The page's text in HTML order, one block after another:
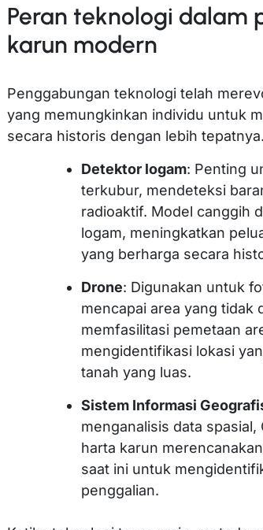
Peran teknologi dalam
karun modern
Penggabungan teknologi telah
yang memungkinkan individu untuk
secara historis dengan lebih
Detektor logam: Penting
terkubur, mendeteksi
radioaktif. Model canggih
logam, meningkatkan
yang berharga secara
Drone: Digunakan untuk
mencapai area yang tidak
memfasilitasi pemetaan
mengidentifikasi lokasi
tanah yang luas.
Sistem Informasi
menganalisis data
harta karun
saat ini untuk
penggalian.